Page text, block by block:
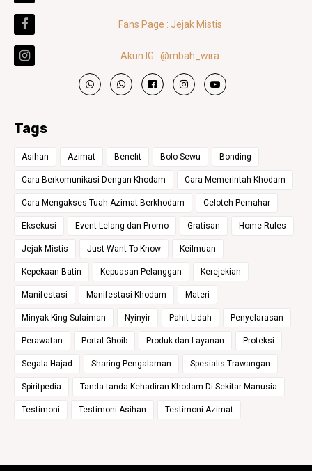
Fans Page : Jejak Mistis
Akun IG : @mbah_wira
Tags
Asihan Azimat Benefit Bolo Sewu Bonding
Cara Berkomunikasi Dengan Khodam Cara Memerintah Khodam
Cara Mengakses Tuah Azimat Berkhodam Celoteh Pemahar
Eksekusi Event Lelang dan Promo Gratisan Home Rules
Jejak Mistis Just Want To Know Keilmuan
Kepekaan Batin Kepuasan Pelanggan Kerejekian
Manifestasi Manifestasi Khodam Materi
Minyak King Sulaiman Nyinyir Pahit Lidah Penyelarasan
Perawatan Portal Ghoib Produk dan Layanan Proteksi
Segala Hajad Sharing Pengalaman Spesialis Trawangan
Spiritpedia Tanda-tanda Kehadiran Khodam Di Sekitar Manusia
Testimoni Testimoni Asihan Testimoni Azimat